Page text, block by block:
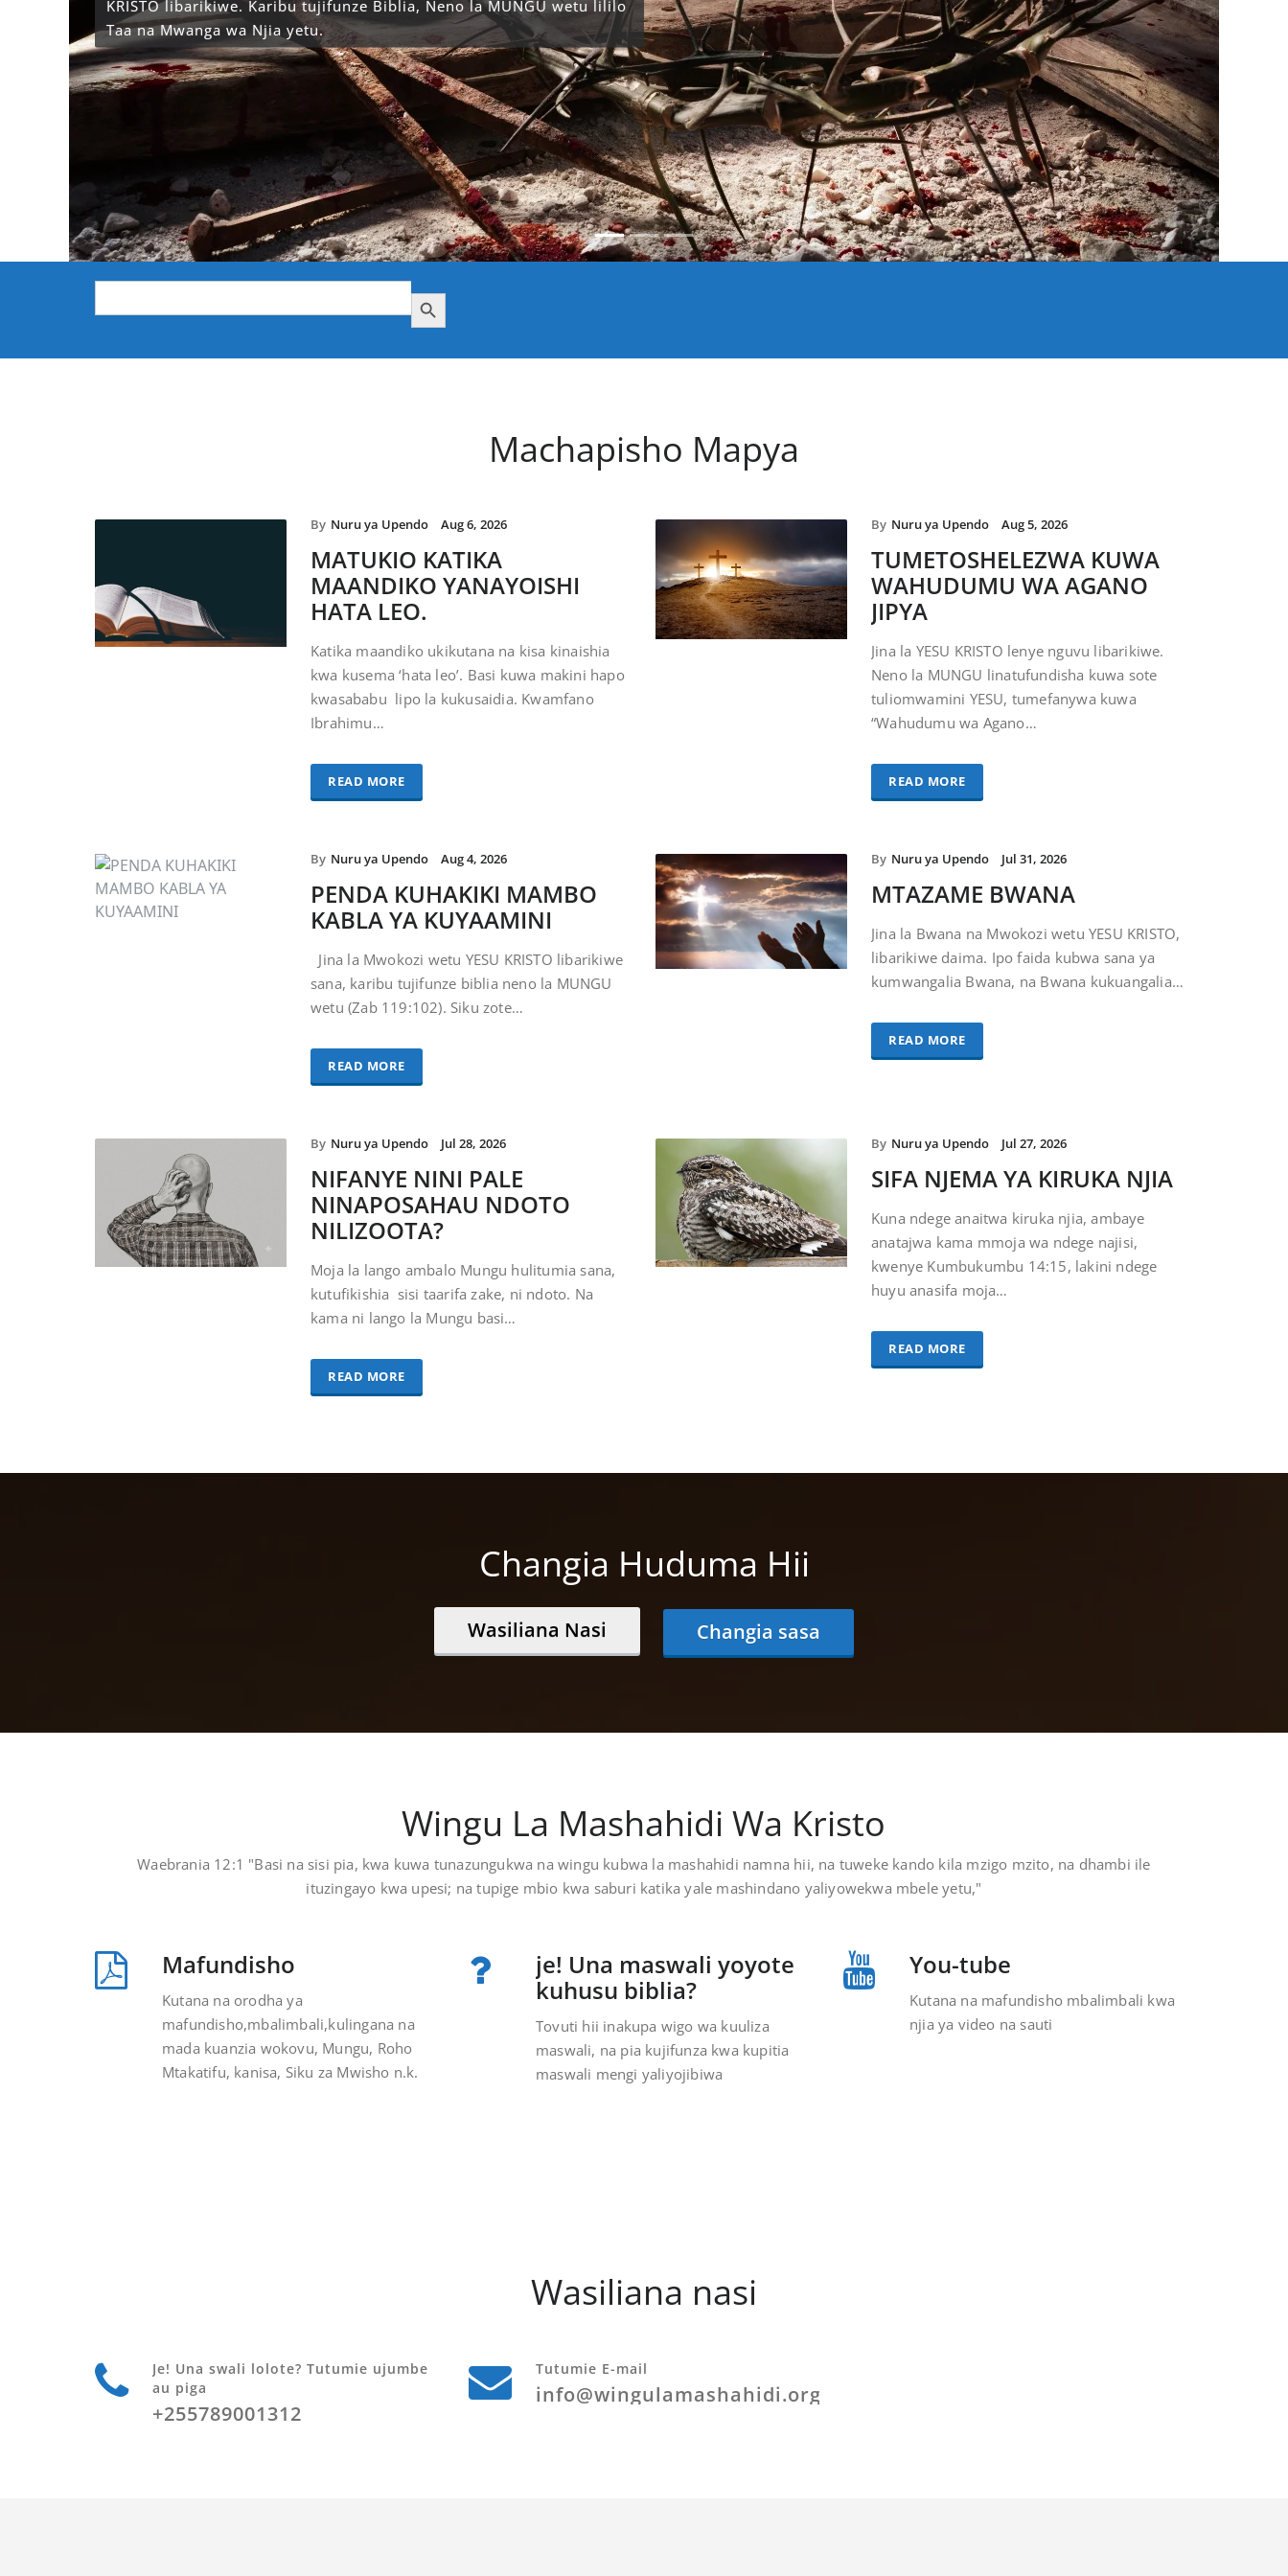
KRISTO libarikiwe. Karibu tujifunze Biblia, Neno la MUNGU wetu lililo
Taa na Mwanga wa Njia yetu.
Search Search Button
Machapisho Mapya
By Nuru ya Upendo Aug 6, 2026
MATUKIO KATIKA
MAANDIKO YANAYOISHI
HATA LEO.
Katika maandiko ukikutana na kisa kinaishia
kwa kusema ‘hata leo’. Basi kuwa makini hapo
kwasababu lipo la kukusaidia. Kwamfano
Ibrahimu…
READ MORE
By Nuru ya Upendo Aug 5, 2026
TUMETOSHELEZWA KUWA
WAHUDUMU WA AGANO
JIPYA
Jina la YESU KRISTO lenye nguvu libarikiwe.
Neno la MUNGU linatufundisha kuwa sote
tuliomwamini YESU, tumefanywa kuwa
“Wahudumu wa Agano…
READ MORE
By Nuru ya Upendo Aug 4, 2026
PENDA KUHAKIKI MAMBO
KABLA YA KUYAAMINI
Jina la Mwokozi wetu YESU KRISTO libarikiwe
sana, karibu tujifunze biblia neno la MUNGU
wetu (Zab 119:102). Siku zote…
READ MORE
By Nuru ya Upendo Jul 31, 2026
MTAZAME BWANA
Jina la Bwana na Mwokozi wetu YESU KRISTO,
libarikiwe daima. Ipo faida kubwa sana ya
kumwangalia Bwana, na Bwana kukuangalia…
READ MORE
By Nuru ya Upendo Jul 28, 2026
NIFANYE NINI PALE
NINAPOSAHAU NDOTO
NILIZOOTA?
Moja la lango ambalo Mungu hulitumia sana,
kutufikishia sisi taarifa zake, ni ndoto. Na
kama ni lango la Mungu basi…
READ MORE
By Nuru ya Upendo Jul 27, 2026
SIFA NJEMA YA KIRUKA NJIA
Kuna ndege anaitwa kiruka njia, ambaye
anatajwa kama mmoja wa ndege najisi,
kwenye Kumbukumbu 14:15, lakini ndege
huyu anasifa moja…
READ MORE
Changia Huduma Hii
Wasiliana Nasi Changia sasa
Wingu La Mashahidi Wa Kristo
Waebrania 12:1 "Basi na sisi pia, kwa kuwa tunazungukwa na wingu kubwa la mashahidi namna hii, na tuweke kando kila mzigo mzito, na dhambi ile
ituzingayo kwa upesi; na tupige mbio kwa saburi katika yale mashindano yaliyowekwa mbele yetu,"
Mafundisho
Kutana na orodha ya
mafundisho,mbalimbali,kulingana na
mada kuanzia wokovu, Mungu, Roho
Mtakatifu, kanisa, Siku za Mwisho n.k.
je! Una maswali yoyote
kuhusu biblia?
Tovuti hii inakupa wigo wa kuuliza
maswali, na pia kujifunza kwa kupitia
maswali mengi yaliyojibiwa
You-tube
Kutana na mafundisho mbalimbali kwa
njia ya video na sauti
Wasiliana nasi
Je! Una swali lolote? Tutumie ujumbe
au piga
+255789001312
Tutumie E-mail
info@wingulamashahidi.org